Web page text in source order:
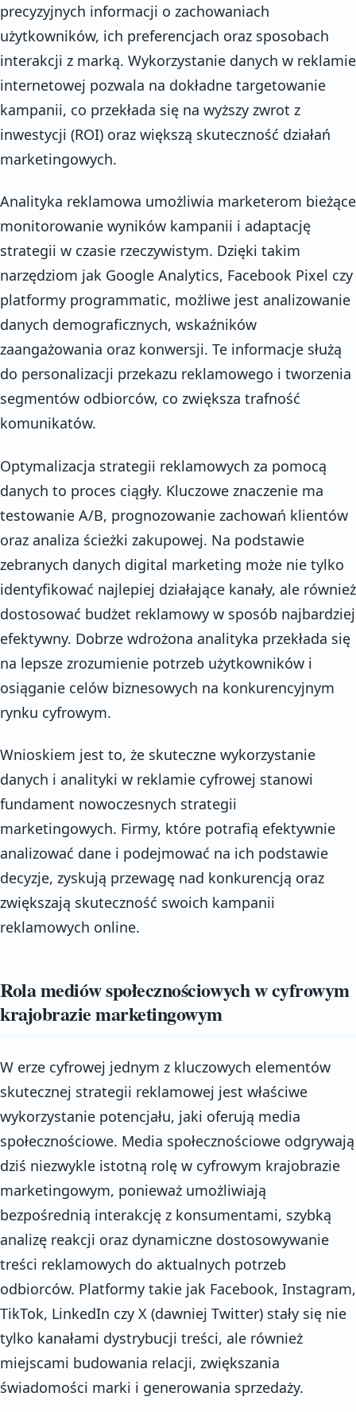
precyzyjnych informacji o zachowaniach
użytkowników, ich preferencjach oraz sposobach
interakcji z marką. Wykorzystanie danych w reklamie
internetowej pozwala na dokładne targetowanie
kampanii, co przekłada się na wyższy zwrot z
inwestycji (ROI) oraz większą skuteczność działań
marketingowych.
Analityka reklamowa umożliwia marketerom bieżące
monitorowanie wyników kampanii i adaptację
strategii w czasie rzeczywistym. Dzięki takim
narzędziom jak Google Analytics, Facebook Pixel czy
platformy programmatic, możliwe jest analizowanie
danych demograficznych, wskaźników
zaangażowania oraz konwersji. Te informacje służą
do personalizacji przekazu reklamowego i tworzenia
segmentów odbiorców, co zwiększa trafność
komunikatów.
Optymalizacja strategii reklamowych za pomocą
danych to proces ciągły. Kluczowe znaczenie ma
testowanie A/B, prognozowanie zachowań klientów
oraz analiza ścieżki zakupowej. Na podstawie
zebranych danych digital marketing może nie tylko
identyfikować najlepiej działające kanały, ale również
dostosować budżet reklamowy w sposób najbardziej
efektywny. Dobrze wdrożona analityka przekłada się
na lepsze zrozumienie potrzeb użytkowników i
osiąganie celów biznesowych na konkurencyjnym
rynku cyfrowym.
Wnioskiem jest to, że skuteczne wykorzystanie
danych i analityki w reklamie cyfrowej stanowi
fundament nowoczesnych strategii
marketingowych. Firmy, które potrafią efektywnie
analizować dane i podejmować na ich podstawie
decyzje, zyskują przewagę nad konkurencją oraz
zwiększają skuteczność swoich kampanii
reklamowych online.
Rola mediów społecznościowych w cyfrowym
krajobrazie marketingowym
W erze cyfrowej jednym z kluczowych elementów
skutecznej strategii reklamowej jest właściwe
wykorzystanie potencjału, jaki oferują media
społecznościowe. Media społecznościowe odgrywają
dziś niezwykle istotną rolę w cyfrowym krajobrazie
marketingowym, ponieważ umożliwiają
bezpośrednią interakcję z konsumentami, szybką
analizę reakcji oraz dynamiczne dostosowywanie
treści reklamowych do aktualnych potrzeb
odbiorców. Platformy takie jak Facebook, Instagram,
TikTok, LinkedIn czy X (dawniej Twitter) stały się nie
tylko kanałami dystrybucji treści, ale również
miejscami budowania relacji, zwiększania
świadomości marki i generowania sprzedaży.